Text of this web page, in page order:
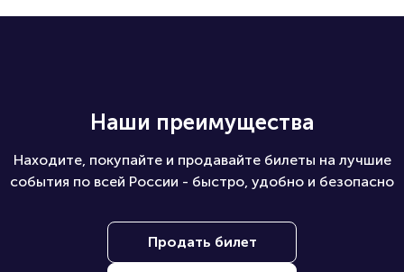
Наши преимущества
Находите, покупайте и продавайте билеты на лучшие
события по всей России - быстро, удобно и безопасно
Продать билет